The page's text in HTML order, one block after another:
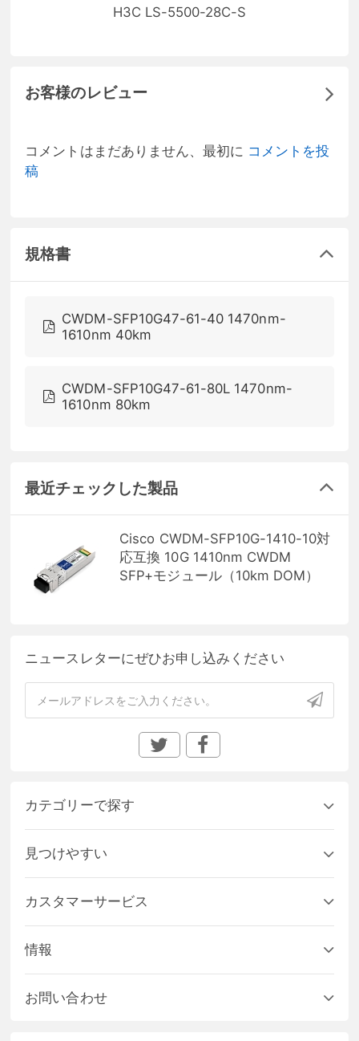
H3C LS-5500-28C-S
お客様のレビュー
コメントはまだありません、最初に コメントを投
稿
規格書
CWDM-SFP10G47-61-40 1470nm-
1610nm 40km
CWDM-SFP10G47-61-80L 1470nm-
1610nm 80km
最近チェックした製品
Cisco CWDM-SFP10G-1410-10対
応互換 10G 1410nm CWDM
SFP+モジュール（10km DOM）
ニュースレターにぜひお申し込みください
カテゴリーで探す
見つけやすい
カスタマーサービス
情報
お問い合わせ